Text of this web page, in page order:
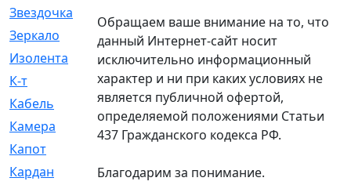
Звездочка
Зеркало
[369]
Изолента
[1]
К-т
[13]
Кабель
[50]
Камера
[4]
Капот
Кардан
[131]
Обращаем ваше внимание на то, что
данный Интернет-сайт носит
исключительно информационный
характер и ни при каких условиях не
является публичной офертой,
определяемой положениями Статьи
437 Гражданского кодекса РФ.
Благодарим за понимание.